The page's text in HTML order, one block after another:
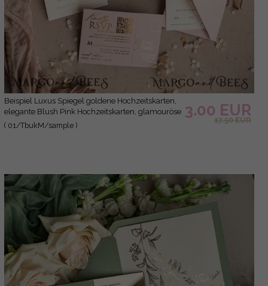
Beispiel Luxus Spiegel goldene Hochzeitskarten,
elegante Blush Pink Hochzeitskarten, glamouröse
Acryl Hochzeits Einladungen, klare Plexi
( 01/TbukM/sample )
3.00 EUR
17.50 EUR